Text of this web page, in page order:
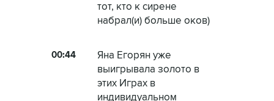
тот, кто к сирене
набрал(и) больше оков)
00:44
Яна Егорян уже
выигрывала золото в
этих Играх в
индивидуальном